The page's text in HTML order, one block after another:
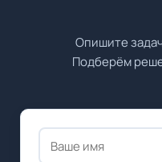
Опишите
Подберём